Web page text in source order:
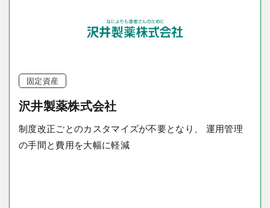
固定資産
沢井製薬株式会社
制度改正ごとのカスタマイズが不要となり、 運用管理
の手間と費用を大幅に軽減